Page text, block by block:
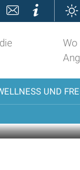
YouTubeContatti
Wo
UND